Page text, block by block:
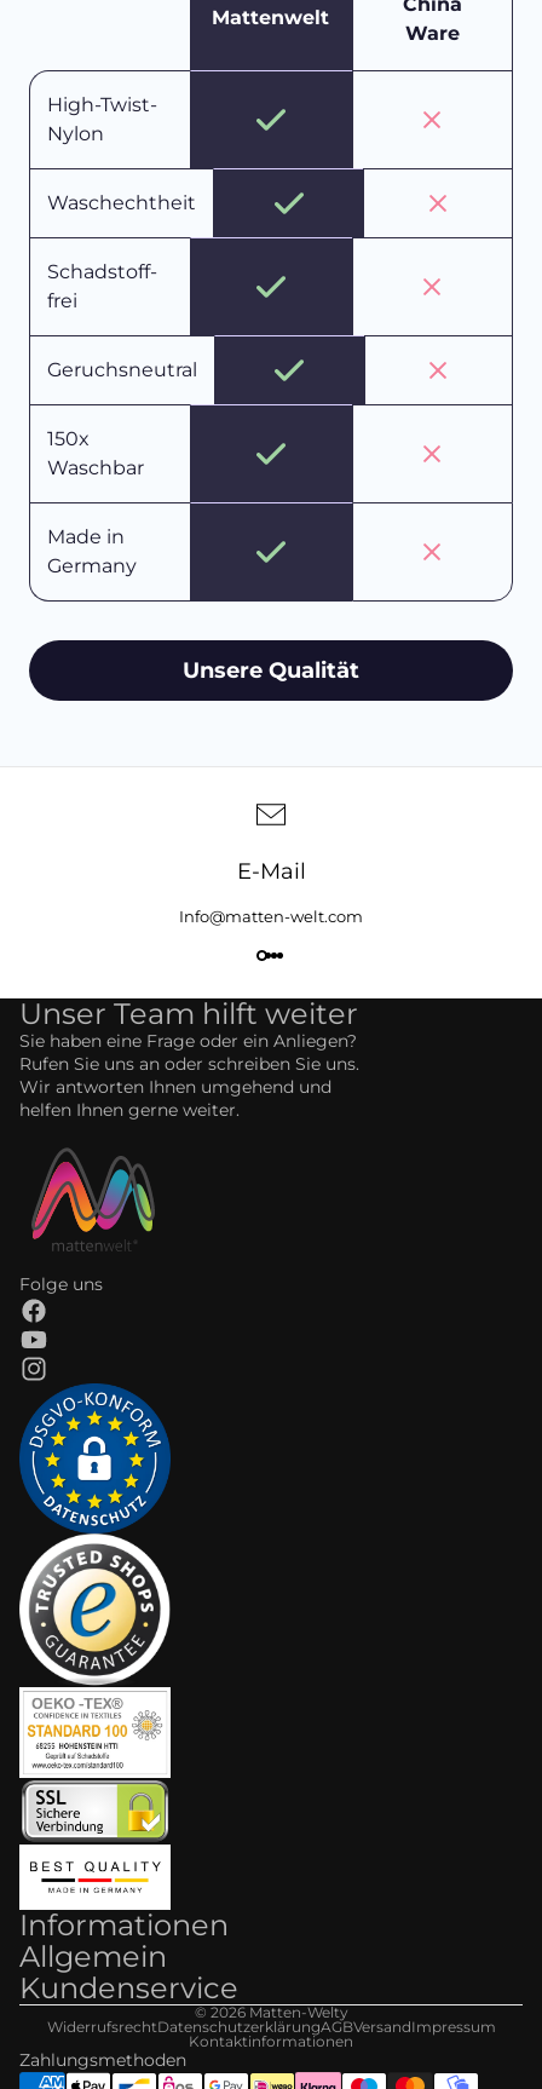
Mattenwelt
Ware
High-Twist-
Nylon
Waschechtheit
Schadstoff-
frei
Geruchsneutral
150x
Waschbar
Made in
Germany
Unsere Qualität
E-Mail
Info@matten-welt.com
Unser Team hilft weiter
Sie haben eine Frage oder ein Anliegen?
Rufen Sie uns an oder schreiben Sie uns.
Wir antworten Ihnen umgehend und
helfen Ihnen gerne weiter.
Folge uns
Informationen
Allgemein
Kundenservice
© 2026Matten-Welty
WiderrufsrechtDatenschutzerklärungAGBVersandImpressum
Kontaktinformationen
Zahlungsmethoden